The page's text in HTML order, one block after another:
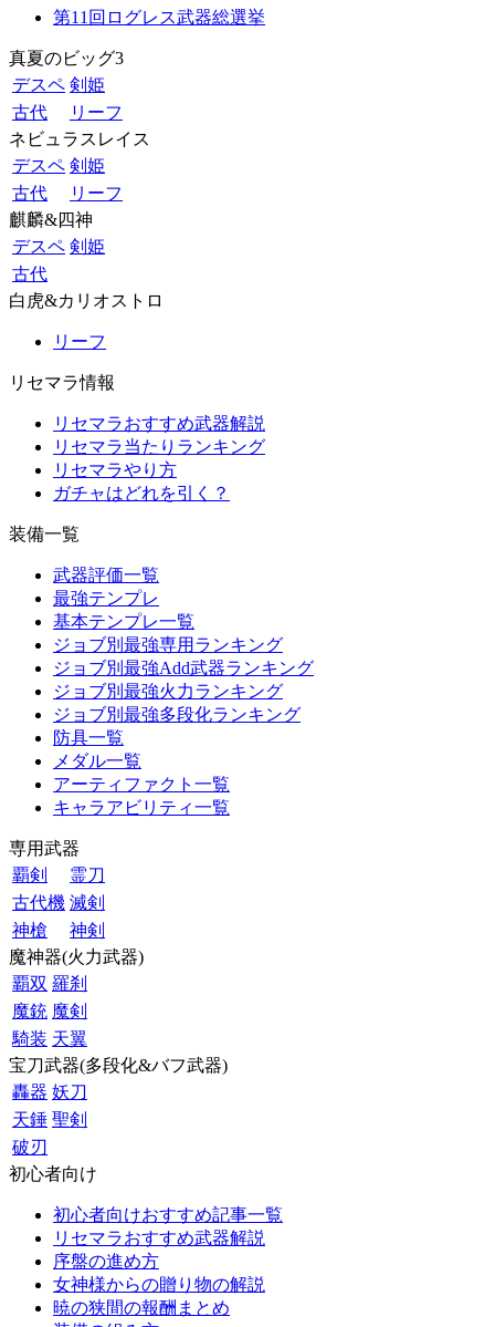
第11回ログレス武器総選挙
真夏のビッグ3
デスペ 剣姫
古代
リーフ
ネビュラスレイス
デスペ 剣姫
古代
リーフ
麒麟&四神
デスペ 剣姫
古代
白虎&カリオストロ
リーフ
リセマラ情報
リセマラおすすめ武器解説
リセマラ当たりランキング
リセマラやり方
ガチャはどれを引く？
装備一覧
武器評価一覧
最強テンプレ
基本テンプレ一覧
ジョブ別最強専用ランキング
ジョブ別最強Add武器ランキング
ジョブ別最強火力ランキング
ジョブ別最強多段化ランキング
防具一覧
メダル一覧
アーティファクト一覧
キャラアビリティ一覧
専用武器
覇剣
霊刀
古代機 滅剣
神槍
神剣
魔神器(火力武器)
覇双 羅刹
魔銃 魔剣
騎装 天翼
宝刀武器(多段化&バフ武器)
轟器 妖刀
天錘 聖剣
破刃
初心者向け
初心者向けおすすめ記事一覧
リセマラおすすめ武器解説
序盤の進め方
女神様からの贈り物の解説
暁の狭間の報酬まとめ